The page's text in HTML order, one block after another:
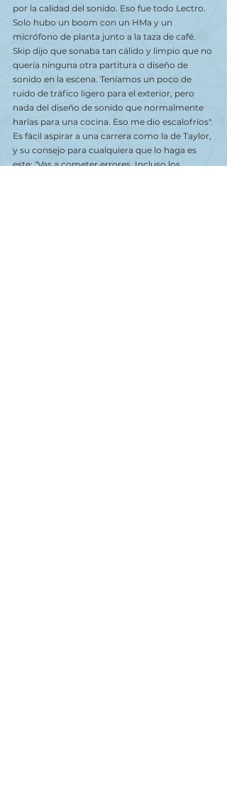
por la calidad del sonido. Eso fue todo Lectro.
Solo hubo un boom con un HMa y un
micrófono de planta junto a la taza de café.
Skip dijo que sonaba tan cálido y limpio que no
quería ninguna otra partitura o diseño de
sonido en la escena. Teníamos un poco de
ruido de tráfico ligero para el exterior, pero
nada del diseño de sonido que normalmente
harías para una cocina. Eso me dio escalofríos".
Es fácil aspirar a una carrera como la de Taylor,
y su consejo para cualquiera que lo haga es
este: "Vas a cometer errores. Incluso los